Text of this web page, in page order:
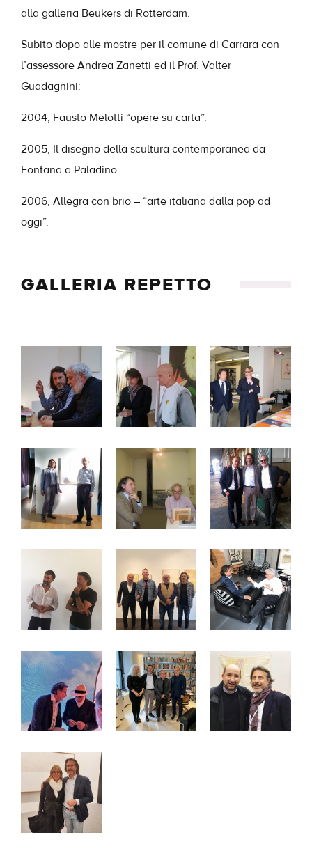
alla galleria Beukers di Rotterdam.
Subito dopo alle mostre per il comune di Carrara con
l’assessore Andrea Zanetti ed il Prof. Valter
Guadagnini:
2004, Fausto Melotti “opere su carta”.
2005, Il disegno della scultura contemporanea da
Fontana a Paladino.
2006, Allegra con brio – “arte italiana dalla pop ad
oggi”.
GALLERIA REPETTO